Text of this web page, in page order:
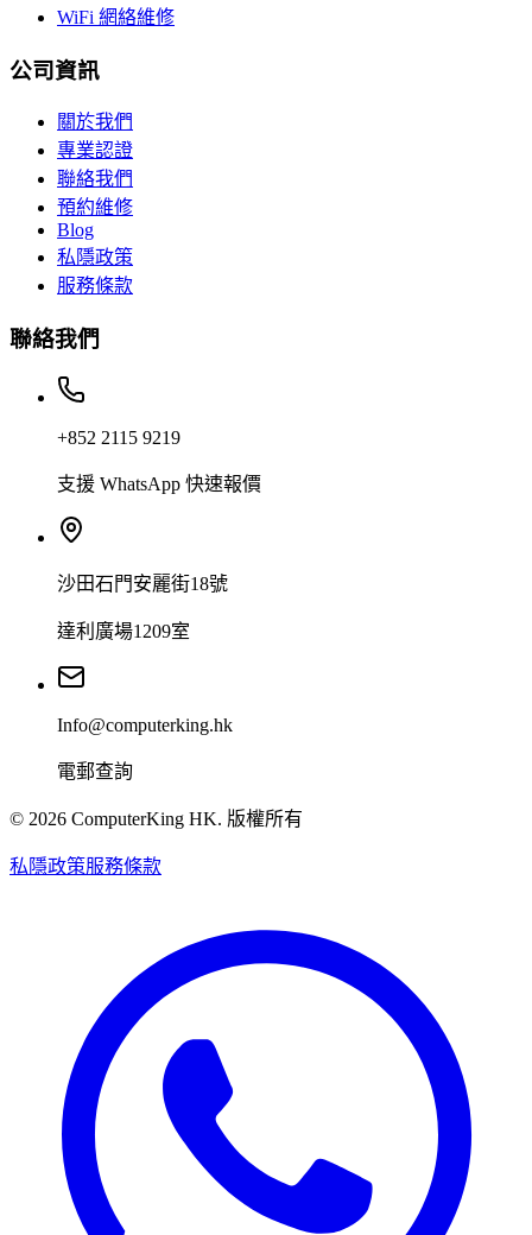
WiFi 網絡維修
公司資訊
關於我們
專業認證
聯絡我們
預約維修
Blog
私隱政策
服務條款
聯絡我們
+852 2115 9219
支援 WhatsApp 快速報價
沙田石門安麗街18號
達利廣場1209室
Info@computerking.hk
電郵查詢
© 2026 ComputerKing HK. 版權所有
私隱政策服務條款